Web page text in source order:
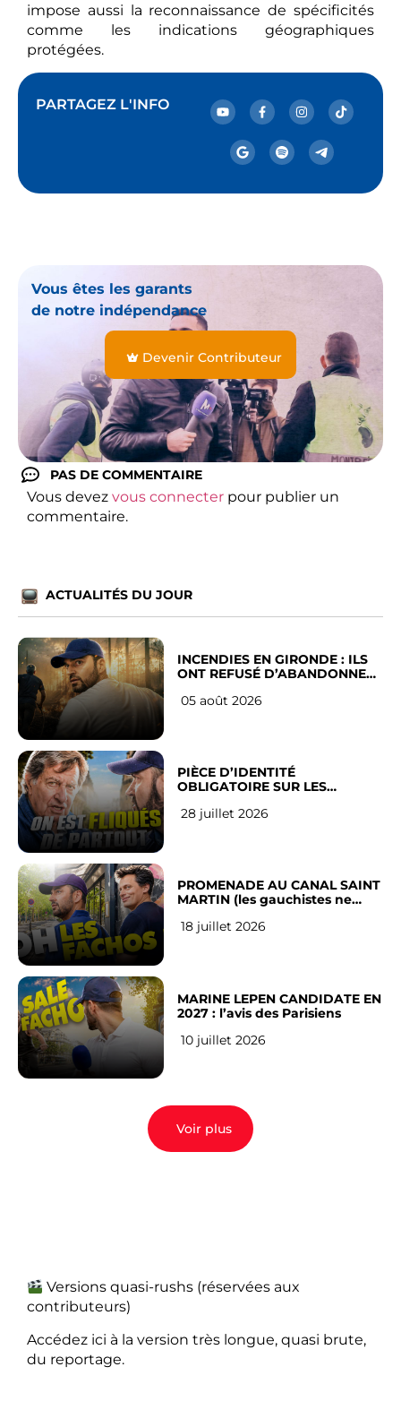
impose aussi la reconnaissance de spécificités
comme les indications géographiques
protégées.
PARTAGEZ L'INFO
Vous êtes les garants
de notre indépendance
Devenir Contributeur
PAS DE COMMENTAIRE
Vous devez vous connecter pour publier un
commentaire.
ACTUALITÉS DU JOUR
INCENDIES EN GIRONDE : ILS
ONT REFUSÉ D’ABANDONNER
05 août 2026
PIÈCE D’IDENTITÉ
OBLIGATOIRE SUR LES
Français
28 juillet 2026
PROMENADE AU CANAL SAINT
MARTIN (les gauchistes ne
18 juillet 2026
MARINE LEPEN CANDIDATE EN
2027 : l’avis des Parisiens
10 juillet 2026
Voir plus
Versions quasi-rushs (réservées aux
contributeurs)
Accédez ici à la version très longue, quasi brute,
du reportage.